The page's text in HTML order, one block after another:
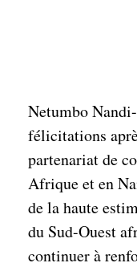
Netumbo
félicitations
partenariat de
Afrique et en
de la haute
du Sud-Ouest
continuer à